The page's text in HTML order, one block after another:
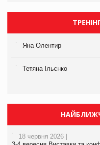
Яна Олентир
Тетяна Ільєнко
18 червня 2026 |